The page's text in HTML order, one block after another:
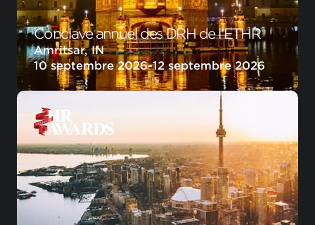
Conclave annuel des DRH de l'ETHR
Amritsar, IN
10 septembre 2026-12 septembre 2026